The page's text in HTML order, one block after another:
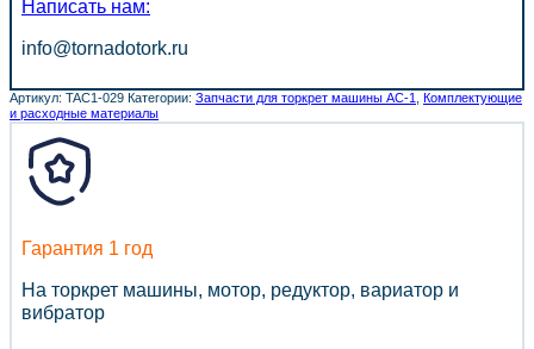
Написать нам:
info@tornadotork.ru
Артикул: TAC1-029 Категории: Запчасти для торкрет машины АС-1, Комплектующие
и расходные материалы
Гарантия 1 год
На торкрет машины, мотор, редуктор, вариатор и
вибратор